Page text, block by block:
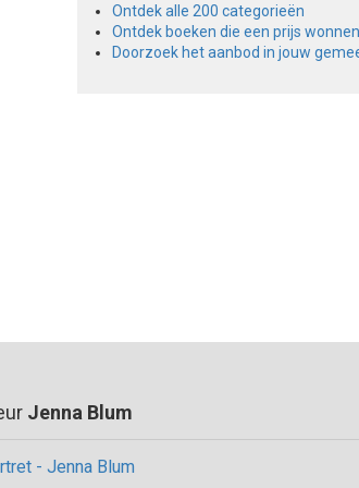
Ontdek alle 200 categorieën
Ontdek boeken die een prijs wonnen
Doorzoek het aanbod in jouw
Jenna Blum
- Jenna Blum